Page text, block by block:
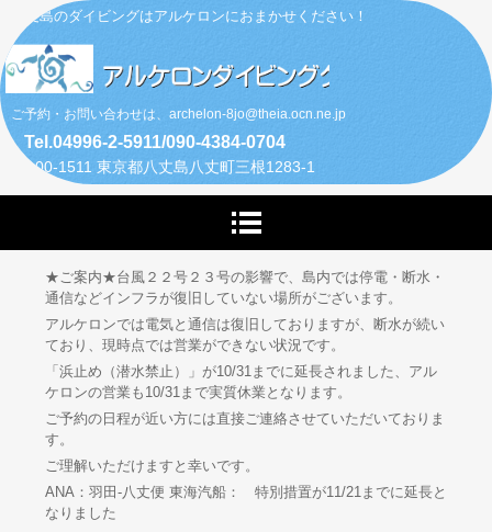
八丈島のダイビングはアルケロンにおまかせください！
ご予約・お問い合わせは、archelon-8jo@theia.ocn.ne.jp
Tel.04996-2-5911/090-4384-0704
〒100-1511 東京都八丈島八丈町三根1283-1
★ご案内★台風２２号２３号の影響で、島内では停電・断水・
通信などインフラが復旧していない場所がございます。
アルケロンでは電気と通信は復旧しておりますが、断水が続い
ており、現時点では営業ができない状況です。
「浜止め（潜水禁止）」が10/31までに延長されました、アル
ケロンの営業も10/31まで実質休業となります。
ご予約の日程が近い方には直接ご連絡させていただいておりま
す。
ご理解いただけますと幸いです。
ANA：羽田-八丈便 東海汽船： 特別措置が11/21までに延長と
なりました